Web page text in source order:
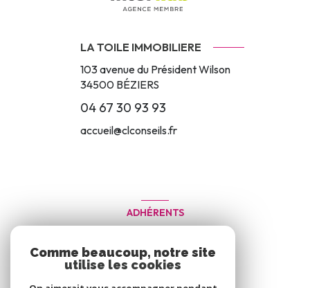
LA TOILE IMMOBILIERE
103 avenue du Président Wilson
34500 BÉZIERS
04 67 30 93 93
accueil@clconseils.fr
ADHÉRENTS
Comme beaucoup, notre site
utilise les cookies